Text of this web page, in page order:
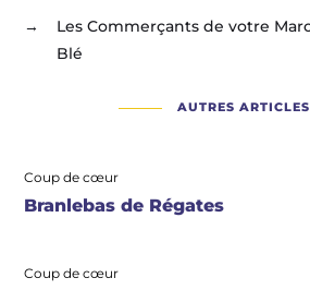
→
Les Commerçants de votre
Blé
AUTRES ARTICLES
Coup de cœur
Branlebas de Régates
Coup de cœur